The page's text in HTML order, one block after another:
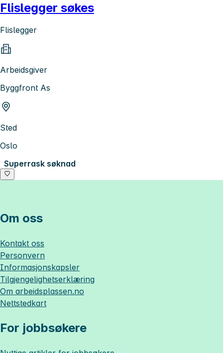
Flislegger søkes
Flislegger
Arbeidsgiver
Byggfront As
Sted
Oslo
Superrask søknad
Om oss
Kontakt oss
Personvern
Informasjonskapsler
Tilgjengelighetserklæring
Om arbeidsplassen.no
Nettstedkart
For jobbsøkere